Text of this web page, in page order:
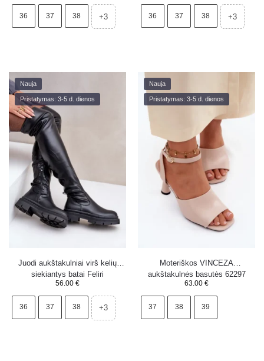
36 37 38 +3 36 37 38 +3
Nauja
Pristatymas: 3-5 d. dienos
Juodi aukštakulniai virš kelių
siekiantys batai Feliri
56.00 €
36 37 38 +3
Nauja
Pristatymas: 3-5 d. dienos
Moteriškos VINCEZA
aukštakulnės basutės 62297
smėlio spalvos
63.00 €
37 38 39